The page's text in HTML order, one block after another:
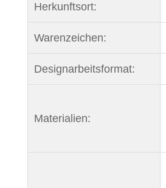
Herkunftsort:
Warenzeichen:
Designarbeitsformat:
Materialien: